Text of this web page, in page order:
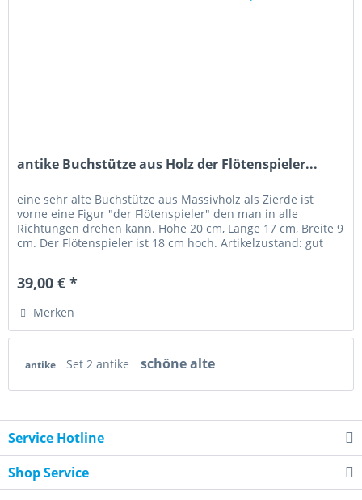
antike Buchstütze aus Holz der Flötenspieler...
eine sehr alte Buchstütze aus Massivholz als Zierde ist
vorne eine Figur "der Flötenspieler" den man in alle
Richtungen drehen kann. Höhe 20 cm, Länge 17 cm, Breite 9
cm. Der Flötenspieler ist 18 cm hoch. Artikelzustand: gut
39,00 € *
Merken
antike Set 2 antike schöne alte
Service Hotline
Shop Service